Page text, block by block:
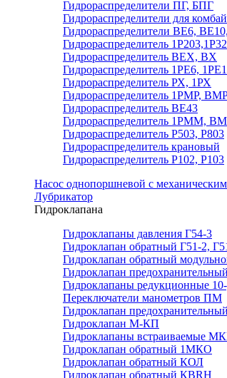
Гидрораспределители ПГ, БПГ
Гидрораспределители для
Гидрораспределители ВЕ6,
Гидрораспределитель
Гидрораспределитель ВЕХ, ВХ
Гидрораспределитель 1РЕ6,
Гидрораспределитель РХ, 1РХ
Гидрораспределитель 1РМР,
Гидрораспределитель ВЕ43
Гидрораспределитель 1РММ,
Гидрораспределитель Р503, Р803
Гидрораспределитель крановый
Гидрораспределитель Р102, Р103
Насос однопоршневой с
Лубрикатор
Гидроклапана
Гидроклапаны давления Г54-3
Гидроклапан обратный Г51-2,
Гидроклапан обратный
Гидроклапан
Гидроклапаны редукционные
Переключатели манометров ПМ
Гидроклапан
Гидроклапан М-КП
Гидроклапаны встраиваемые
Гидроклапан обратный 1МКО
Гидроклапан обратный КОЛ
Гидроклапан обратный КВRН